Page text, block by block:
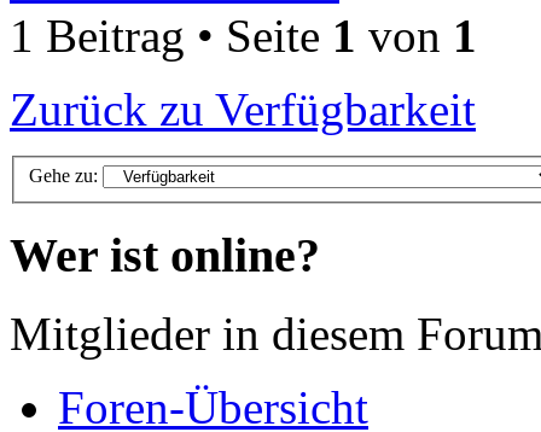
1 Beitrag • Seite 1 von 1
Zurück zu Verfügbarkeit
Gehe zu:
Wer ist online?
Mitglieder in diesem
Foren-Übersicht